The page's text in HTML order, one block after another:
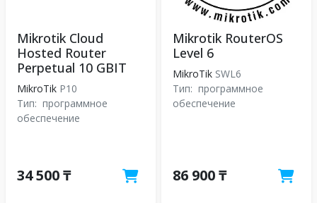
Mikrotik Cloud
Hosted Router
Perpetual 10 GBIT
MikroTik P10
Тип: программное
обеспечение
34 500 ₸
Mikrotik RouterOS
Level 6
MikroTik SWL6
Тип: программное
обеспечение
86 900 ₸